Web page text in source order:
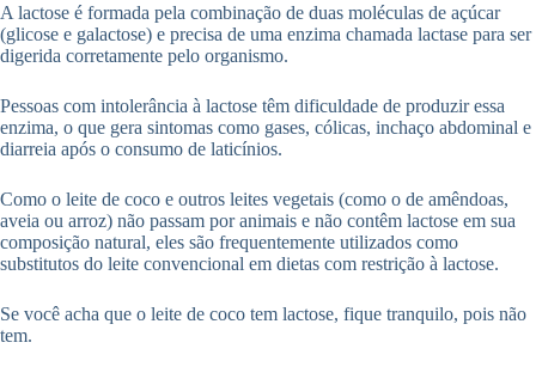
A lactose é formada pela combinação de duas moléculas de açúcar
(glicose e galactose) e precisa de uma enzima chamada lactase para ser
digerida corretamente pelo organismo.
Pessoas com intolerância à lactose têm dificuldade de produzir essa
enzima, o que gera sintomas como gases, cólicas, inchaço abdominal e
diarreia após o consumo de laticínios.
Como o leite de coco e outros leites vegetais (como o de amêndoas,
aveia ou arroz) não passam por animais e não contêm lactose em sua
composição natural, eles são frequentemente utilizados como
substitutos do leite convencional em dietas com restrição à lactose.
Se você acha que o leite de coco tem lactose, fique tranquilo, pois não
tem.